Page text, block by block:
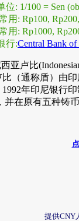
位: 1/100 = Sen
用: Rp100,
用: Rp1000,
行:Central Bank of
亚卢比
比（通称盾）由
1992年印尼银行
并在原有五种铸
提供CNY